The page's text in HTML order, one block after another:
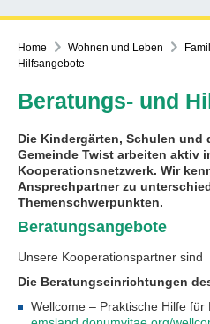
Home Wohnen und Leben
Hilfsangebote
Beratungs- und
Die Kindergärten, Schulen und
Gemeinde Twist arbeiten aktiv
Kooperationsnetzwerk. Wir
Ansprechpartner zu
Themenschwerpunkten.
Beratungsangebote
Unsere Kooperationspartner sind
Die Beratungseinrichtungen
Wellcome – Praktische Hilfe